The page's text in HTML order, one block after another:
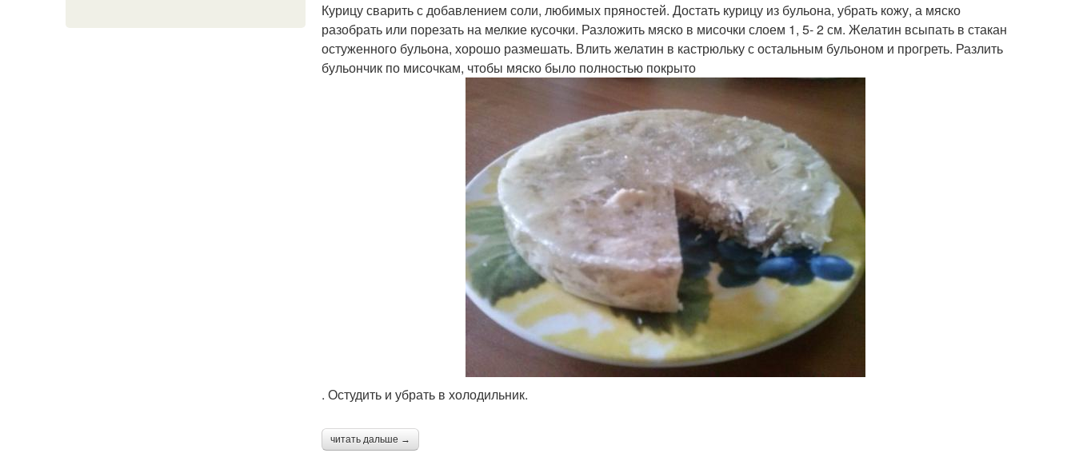
Курицу сварить с добавлением соли, любимых пряностей. Достать курицу из бульона, убрать кожу, а мяско
разобрать или порезать на мелкие кусочки. Разложить мяско в мисочки слоем 1, 5- 2 см. Желатин всыпать в стакан
остуженного бульона, хорошо размешать. Влить желатин в кастрюльку с остальным бульоном и прогреть. Разлить
бульончик по мисочкам, чтобы мяско было полностью покрыто
. Остудить и убрать в холодильник.
читать дальше →